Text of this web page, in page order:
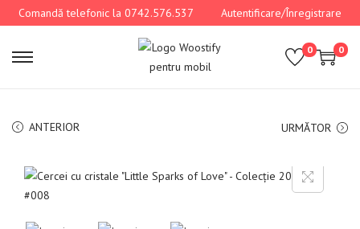
Comandă telefonic la 0742.576.537 Autentificare/Înregistrare
0 0
ANTERIOR URMĂTOR